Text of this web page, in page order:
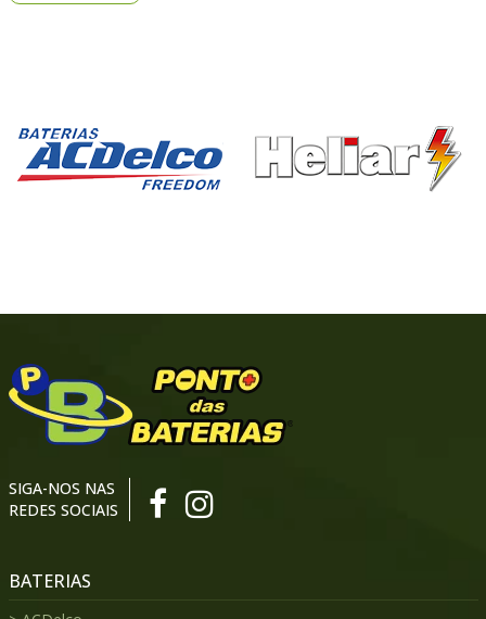
SIGA-NOS NAS
REDES SOCIAIS
BATERIAS